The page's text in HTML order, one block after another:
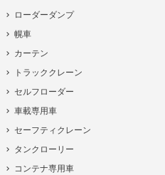
ローダーダンプ
幌車
カーテン
トラッククレーン
セルフローダー
車載専用車
セーフティクレーン
タンクローリー
コンテナ専用車